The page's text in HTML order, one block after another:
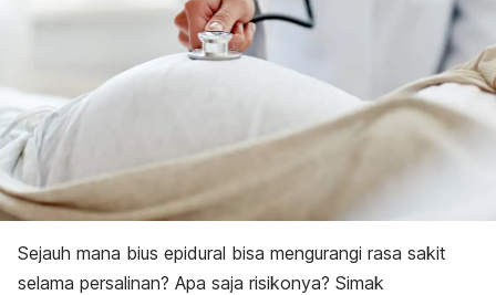
Sejauh mana bius epidural bisa mengurangi rasa sakit
selama persalinan? Apa saja risikonya? Simak